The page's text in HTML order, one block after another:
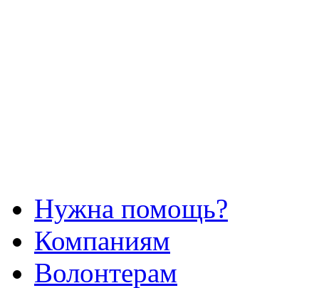
Нужна помощь?
Компаниям
Волонтерам